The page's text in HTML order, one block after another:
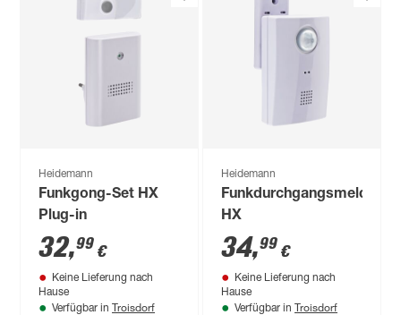
Heidemann
Funkgong-Set HX
Plug-in
32,99 €
Keine Lieferung nach
Hause
Verfügbar in Troisdorf
Heidemann
Funkdurchgangsmelder
HX
34,99 €
Keine Lieferung nach
Hause
Verfügbar in Troisdorf